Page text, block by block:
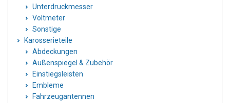
Unterdruckmesser
Voltmeter
Sonstige
Karosserieteile
Abdeckungen
Außenspiegel & Zubehör
Einstiegsleisten
Embleme
Fahrzeugantennen